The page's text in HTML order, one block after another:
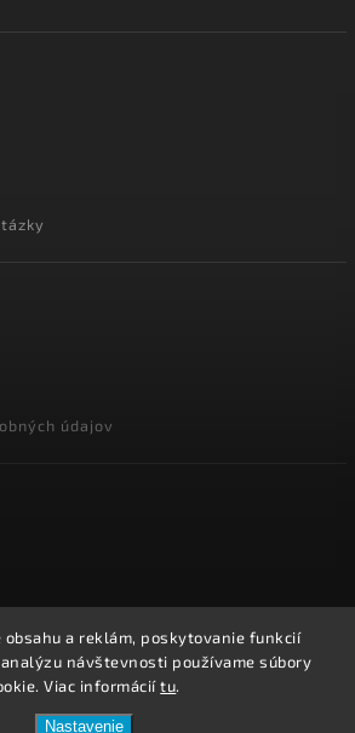
obsahu a reklám, poskytovanie funkcií
návštevnosti používame súbory
Viac informáciítu.
Nastavenie
údajov
ODLOSHOP. Všetky práva vyhradené.